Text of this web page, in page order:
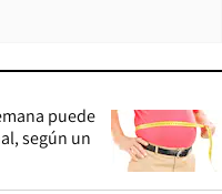
puede
según un